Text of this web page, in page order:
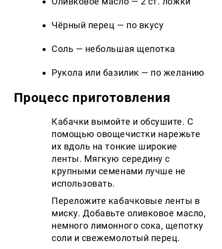
Чёрный перец — по вкусу
Соль — небольшая щепотка
Рукола или базилик — по желанию
Процесс приготовления
Кабачки вымойте и обсушите. С
помощью овощечистки нарежьте
их вдоль на тонкие широкие
ленты. Мягкую середину с
крупными семенами лучше не
использовать.
Переложите кабачковые ленты в
миску. Добавьте оливковое масло,
немного лимонного сока, щепотку
соли и свежемолотый перец.